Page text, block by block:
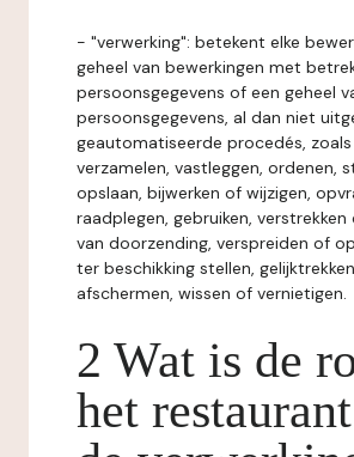
- "verwerking": betekent elke
geheel van bewerkingen met
persoonsgegevens of een geheel
persoonsgegevens, al dan niet
geautomatiseerde procedés,
verzamelen, vastleggen, ordenen,
opslaan, bijwerken of wijzigen,
raadplegen, gebruiken,
van doorzending, verspreiden of
ter beschikking stellen,
afschermen, wissen of vernietigen.
2 Wat is de
het